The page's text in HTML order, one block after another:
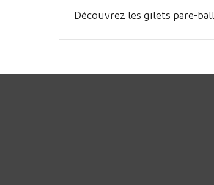
Découvrez les gilets pare-